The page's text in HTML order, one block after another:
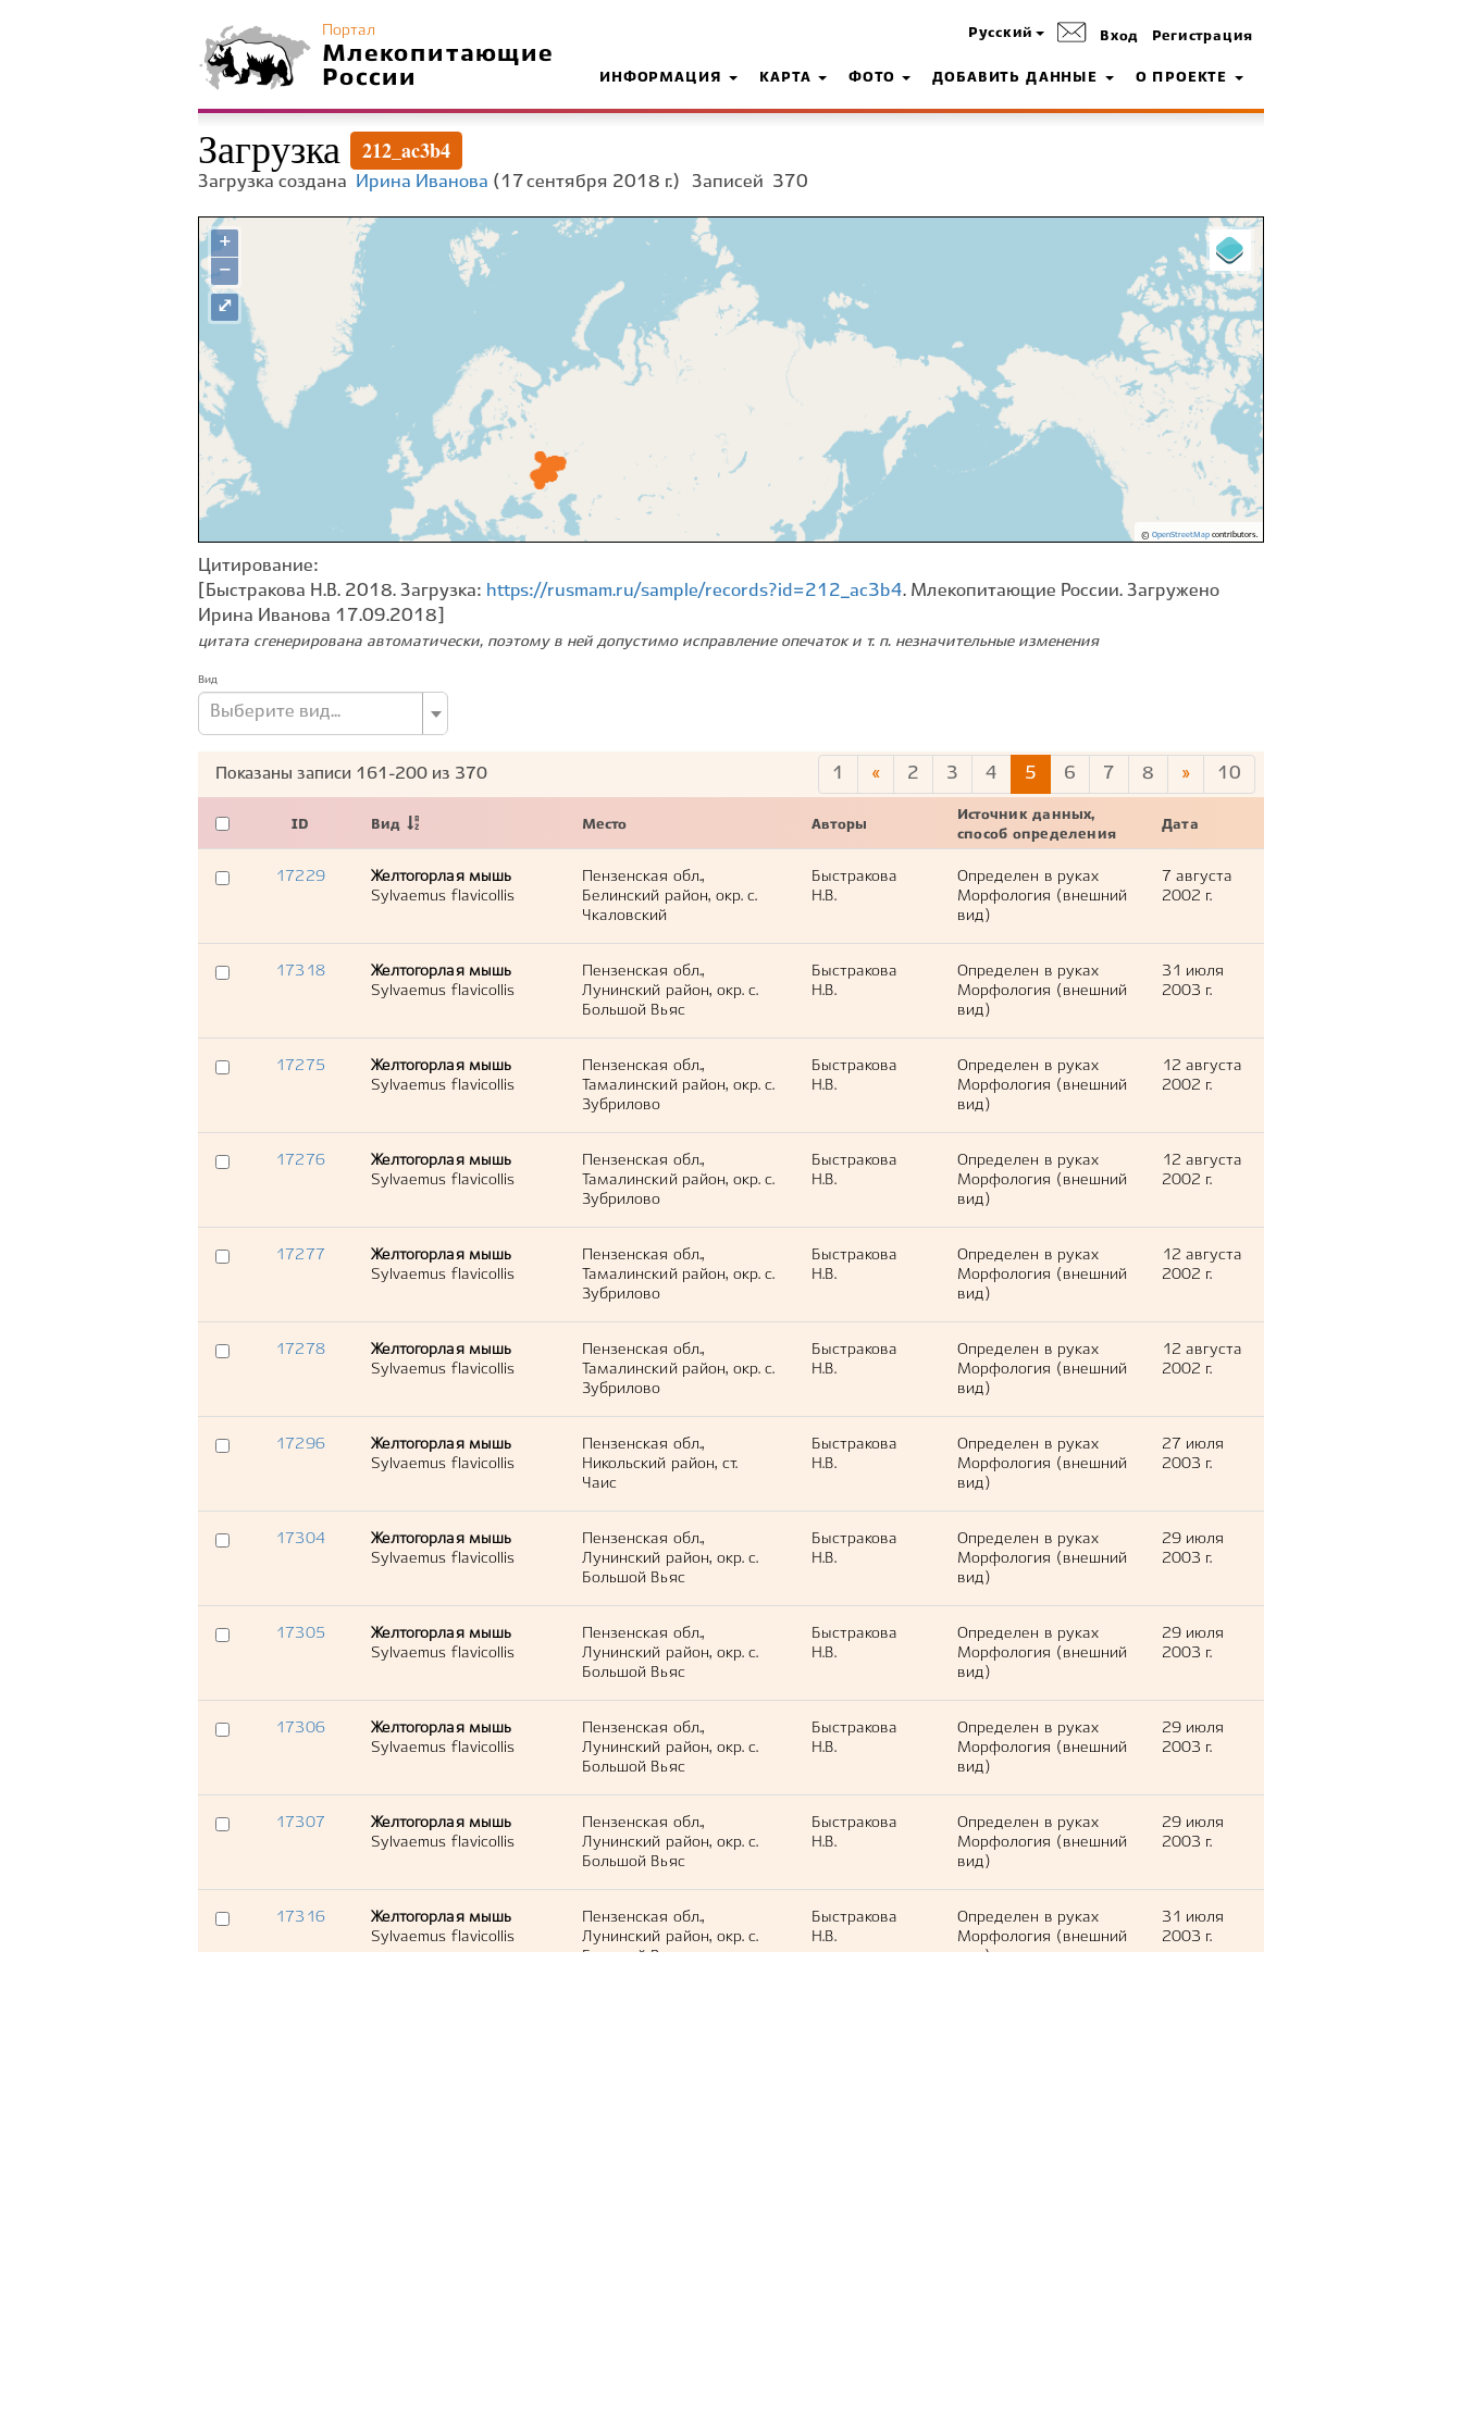
Портал
Млекопитающие
России
Русский Вход Регистрация
ИНФОРМАЦИЯ КАРТА ФОТО ДОБАВИТЬ ДАННЫЕ О ПРОЕКТЕ
Загрузка 212_ac3b4
Загрузка создана Ирина Иванова (17 сентября 2018 г.) Записей 370
+
−
© OpenStreetMapcontributors.
⤢
Цитирование:
[Быстракова Н.В. 2018. Загрузка: https://rusmam.ru/sample/records?id=212_ac3b4. Млекопитающие России. Загружено
Ирина Иванова 17.09.2018]
цитата сгенерирована автоматически, поэтому в ней допустимо исправление опечаток и т. п. незначительные изменения
Вид
Выберите вид...
1 « 2 3 4 5 6 7 8 » 10
Показаны записи 161-200 из 370
ID Вид Место Авторы
Источник данных,
способ определения
Дата
17229
Желтогорлая мышь
Sylvaemus flavicollis
Пензенская обл.,
Белинский район, окр. с.
Чкаловский
Быстракова
Н.В.
Определен в руках
Морфология (внешний
вид)
7 августа
2002 г.
17318
Желтогорлая мышь
Sylvaemus flavicollis
Пензенская обл.,
Лунинский район, окр. с.
Большой Вьяс
Быстракова
Н.В.
Определен в руках
Морфология (внешний
вид)
31 июля
2003 г.
17275
Желтогорлая мышь
Sylvaemus flavicollis
Пензенская обл.,
Тамалинский район, окр. с.
Зубрилово
Быстракова
Н.В.
Определен в руках
Морфология (внешний
вид)
12 августа
2002 г.
17276
Желтогорлая мышь
Sylvaemus flavicollis
Пензенская обл.,
Тамалинский район, окр. с.
Зубрилово
Быстракова
Н.В.
Определен в руках
Морфология (внешний
вид)
12 августа
2002 г.
17277
Желтогорлая мышь
Sylvaemus flavicollis
Пензенская обл.,
Тамалинский район, окр. с.
Зубрилово
Быстракова
Н.В.
Определен в руках
Морфология (внешний
вид)
12 августа
2002 г.
17278
Желтогорлая мышь
Sylvaemus flavicollis
Пензенская обл.,
Тамалинский район, окр. с.
Зубрилово
Быстракова
Н.В.
Определен в руках
Морфология (внешний
вид)
12 августа
2002 г.
17296
Желтогорлая мышь
Sylvaemus flavicollis
Пензенская обл.,
Никольский район, ст.
Чаис
Быстракова
Н.В.
Определен в руках
Морфология (внешний
вид)
27 июля
2003 г.
17304
Желтогорлая мышь
Sylvaemus flavicollis
Пензенская обл.,
Лунинский район, окр. с.
Большой Вьяс
Быстракова
Н.В.
Определен в руках
Морфология (внешний
вид)
29 июля
2003 г.
17305
Желтогорлая мышь
Sylvaemus flavicollis
Пензенская обл.,
Лунинский район, окр. с.
Большой Вьяс
Быстракова
Н.В.
Определен в руках
Морфология (внешний
вид)
29 июля
2003 г.
17306
Желтогорлая мышь
Sylvaemus flavicollis
Пензенская обл.,
Лунинский район, окр. с.
Большой Вьяс
Быстракова
Н.В.
Определен в руках
Морфология (внешний
вид)
29 июля
2003 г.
17307
Желтогорлая мышь
Sylvaemus flavicollis
Пензенская обл.,
Лунинский район, окр. с.
Большой Вьяс
Быстракова
Н.В.
Определен в руках
Морфология (внешний
вид)
29 июля
2003 г.
17316
Желтогорлая мышь
Sylvaemus flavicollis
Пензенская обл.,
Лунинский район, окр. с.
Большой Вьяс
Быстракова
Н.В.
Определен в руках
Морфология (внешний
вид)
31 июля
2003 г.